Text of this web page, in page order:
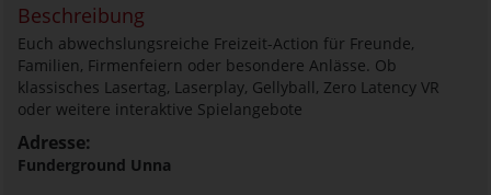
Beschreibung
Euch abwechslungsreiche Freizeit-Action für Freunde,
Familien, Firmenfeiern oder besondere Anlässe. Ob
klassisches Lasertag, Laserplay, Gellyball, Zero Latency VR
oder weitere interaktive Spielangebote
Adresse:
Funderground Unna